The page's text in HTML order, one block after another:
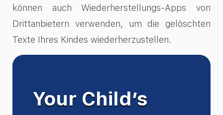
können auch Wiederherstellungs-Apps von
Drittanbietern verwenden, um die gelöschten
Texte Ihres Kindes wiederherzustellen.
Your Child’s